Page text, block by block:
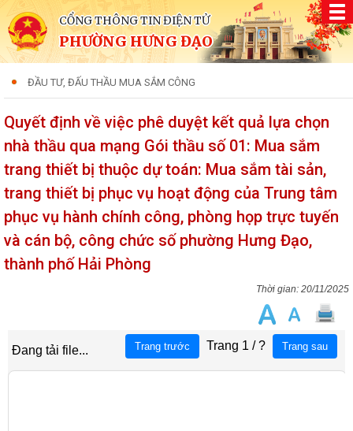
CỔNG THÔNG TIN ĐIỆN TỬ
PHƯỜNG HƯNG ĐẠO
ĐẦU TƯ, ĐẤU THẦU MUA SẮM CÔNG
Quyết định về việc phê duyệt kết quả lựa chọn
nhà thầu qua mạng Gói thầu số 01: Mua sắm
trang thiết bị thuộc dự toán: Mua sắm tài sản,
trang thiết bị phục vụ hoạt động của Trung tâm
phục vụ hành chính công, phòng họp trực tuyến
và cán bộ, công chức số phường Hưng Đạo,
thành phố Hải Phòng
20/11/2025